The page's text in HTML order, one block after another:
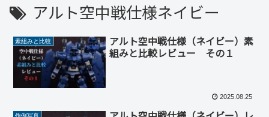
アルト空中戦仕様ネイビー
素組みと比較
アルト空中戦仕様（ネイビー）素
組みと比較レビュー その１
2025.08.25
作例写真